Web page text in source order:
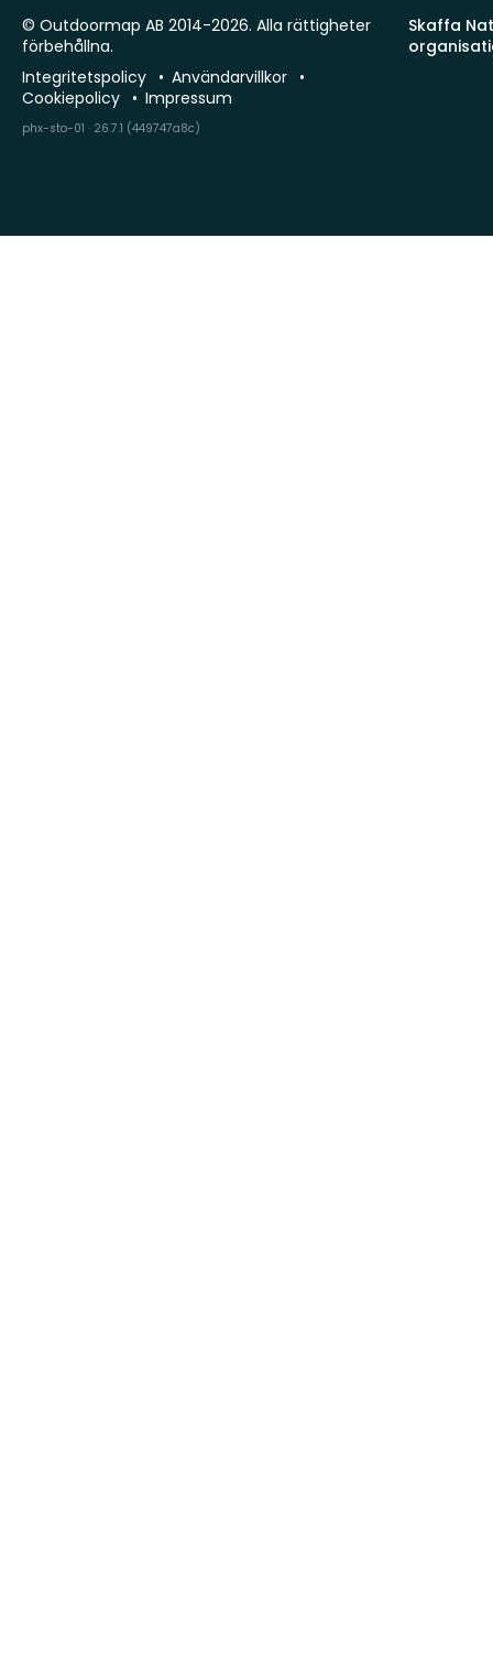
Skaffa
© Outdoormap AB 2014-2026. Alla rättigheter
förbehållna.
Integritetspolicy
Användarvillkor
Cookiepolicy
Impressum
phx-sto-01 · 26.7.1 (449747a8c)